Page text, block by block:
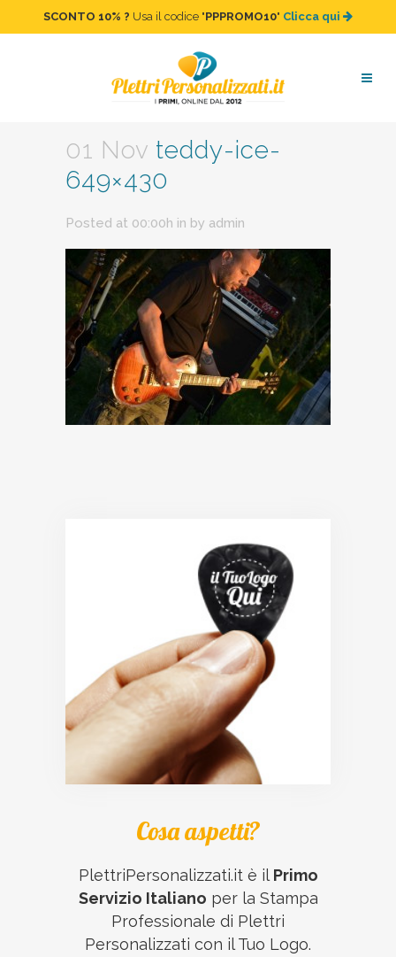
SCONTO 10% ? Usa il codice "PPPROMO10" Clicca qui
teddy-ice-649×430
01 Nov teddy-ice-
649×430
Posted at 00:00h in by admin
Cosa aspetti?
PlettriPersonalizzati.it è il Primo
Servizio Italiano per la Stampa
Professionale di Plettri
Personalizzati con il Tuo Logo.